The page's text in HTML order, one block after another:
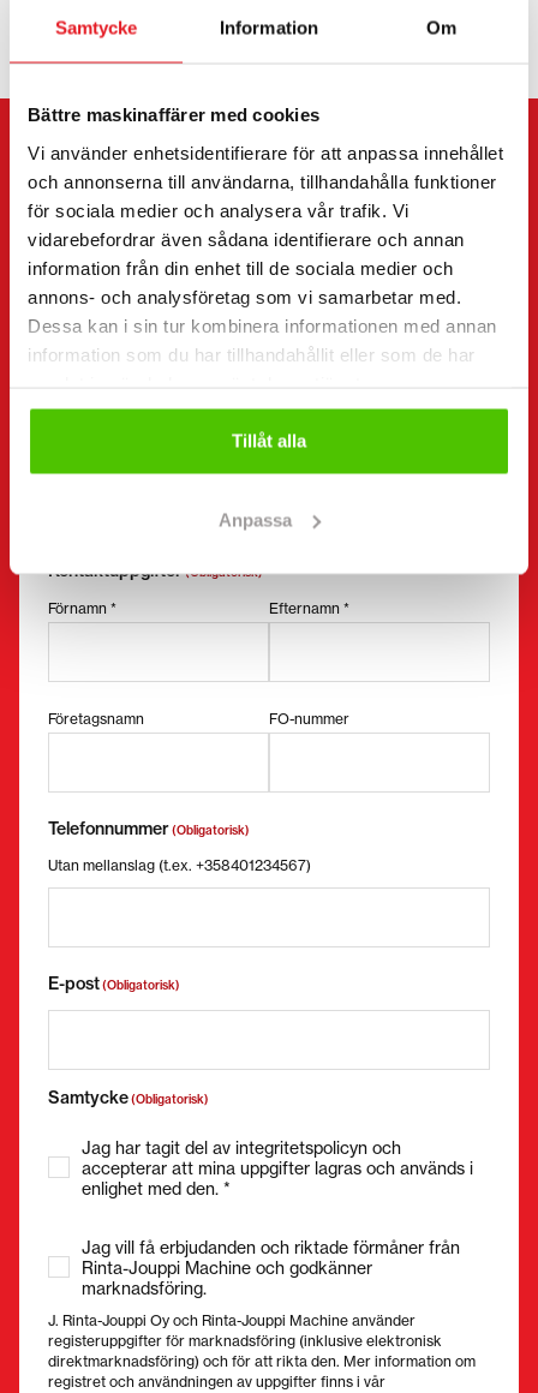
Samtycke Information Om
Bättre maskinaffärer med cookies
Vi använder enhetsidentifierare för att anpassa innehållet
och annonserna till användarna, tillhandahålla funktioner
för sociala medier och analysera vår trafik. Vi
vidarebefordrar även sådana identifierare och annan
information från din enhet till de sociala medier och
annons- och analysföretag som vi samarbetar med.
Dessa kan i sin tur kombinera informationen med annan
information som du har tillhandahållit eller som de har
Tillåt alla
Anpassa
KONTAKTA SÄLJAREN
Skicka meddelande till säljaren av Can-am Traxter XT
650cm3.
Du kan även kontakta en enskild säljare direkt.
Kontaktuppgifter finns längst ner på sidan.
Köpa
Begära mer information
Kontaktuppgifter(Obligatorisk)
Förnamn * Efternamn *
Företagsnamn FO-nummer
Telefonnummer(Obligatorisk)
Utan mellanslag (t.ex. +358401234567)
E-post(Obligatorisk)
Samtycke(Obligatorisk)
Jag har tagit del av integritetspolicyn och
accepterar att mina uppgifter lagras och används i
enlighet med den. *
Jag vill få erbjudanden och riktade förmåner från
Rinta-Jouppi Machine och godkänner
marknadsföring.
J. Rinta-Jouppi Oy och Rinta-Jouppi Machine använder
registeruppgifter för marknadsföring (inklusive elektronisk
direktmarknadsföring) och för att rikta den. Mer information om
registret och användningen av uppgifter finns i vår